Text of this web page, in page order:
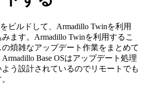
ビルドして、Armadillo Twinを利用
ます。Armadillo Twinを利用するこ
煩雑なアップデート作業をまとめて
Base OSはアップデート処理
う設計されているのでリモートでも